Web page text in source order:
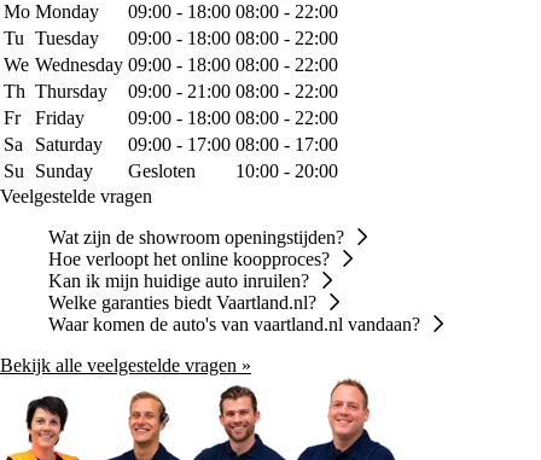
Mo Monday 09:00 - 18:00 08:00 - 22:00
Tu Tuesday 09:00 - 18:00 08:00 - 22:00
We Wednesday 09:00 - 18:00 08:00 - 22:00
Th Thursday 09:00 - 21:00 08:00 - 22:00
Fr
Friday 09:00 - 18:00 08:00 - 22:00
Sa
Saturday 09:00 - 17:00 08:00 - 17:00
Su
Sunday Gesloten
10:00 - 20:00
Veelgestelde vragen
Wat zijn de showroom openingstijden?
Hoe verloopt het online koopproces?
Kan ik mijn huidige auto inruilen?
Welke garanties biedt Vaartland.nl?
Waar komen de auto's van vaartland.nl vandaan?
Bekijk alle veelgestelde vragen »